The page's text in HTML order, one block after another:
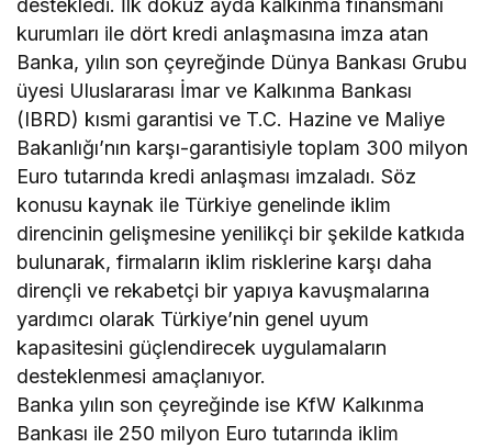
destekledi. İlk dokuz ayda kalkınma finansmanı
kurumları ile dört kredi anlaşmasına imza atan
Banka, yılın son çeyreğinde Dünya Bankası Grubu
üyesi Uluslararası İmar ve Kalkınma Bankası
(IBRD) kısmi garantisi ve T.C. Hazine ve Maliye
Bakanlığı’nın karşı-garantisiyle toplam 300 milyon
Euro tutarında kredi anlaşması imzaladı. Söz
konusu kaynak ile Türkiye genelinde iklim
direncinin gelişmesine yenilikçi bir şekilde katkıda
bulunarak, firmaların iklim risklerine karşı daha
dirençli ve rekabetçi bir yapıya kavuşmalarına
yardımcı olarak Türkiye’nin genel uyum
kapasitesini güçlendirecek uygulamaların
desteklenmesi amaçlanıyor.
Banka yılın son çeyreğinde ise KfW Kalkınma
Bankası ile 250 milyon Euro tutarında iklim